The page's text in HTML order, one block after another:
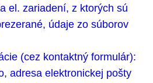
el. zariadení, z ktorých sú
údaje zo súborov
(cez kontaktný formulár):
adresa elektronickej pošty